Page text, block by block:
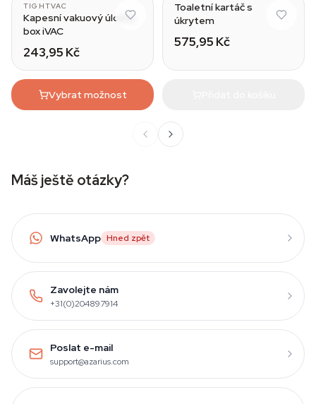
TIGHTVAC
Kapesní vakuový úložný
box iVAC
243,95 Kč
Vybrat možnost
Toaletní kartáč s
úkrytem
575,95 Kč
Máš ještě otázky?
WhatsApp Hned zpět
Zavolejte nám
+31(0)204897914
Poslat e-mail
support@azarius.com